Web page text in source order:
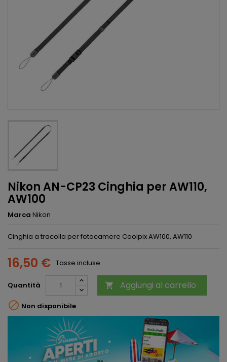
Nikon AN-CP23 Cinghia per AW110,
AW100
Marca Nikon
Cinghia a tracolla per fotocamere Coolpix AW100, AW110
16,50 € Tasse incluse
Quantità  Aggiungi al carrello
 Non disponibile